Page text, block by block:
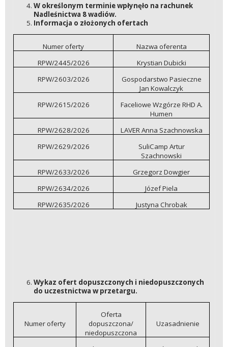
W określonym terminie wpłynęło na rachunek
Nadleśnictwa 8 wadiów.
Informacja o złożonych ofertach
Numer oferty
Nazwa oferenta
RPW/2445/2026
Krystian Dubicki
RPW/2603/2026
Gospodarstwo Pasieczne
Jan Kowalczyk
RPW/2615/2026
Faceliowe Wzgórze RHD A.
Humen
RPW/2628/2026
LAVER Anna Szachnowska
RPW/2629/2026
SuliCamp Artur
Szachnowski
RPW/2633/2026
Grzegorz Dowgier
RPW/2634/2026
Józef Piela
RPW/2635/2026
Justyna Chrobak
Wykaz ofert dopuszczonych i niedopuszczonych
do uczestnictwa w przetargu.
Numer oferty
Oferta
dopuszczona/
niedopuszczona
Uzasadnienie